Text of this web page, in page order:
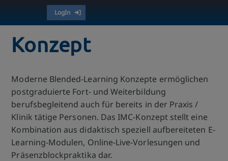
LogIn
Konzept
Moderne Blended-Learning Konzepte ermöglichen
postgraduierte Fort- und Weiterbildung
berufsbegleitend auch für bereits in der Praxis /
Klinik tätige Personen. Das IMC-Konzept stellt eine
Kombination aus didaktisch speziell aufbereiteten E-
Learning-Modulen, Online-Live-Vorlesungen und
Präsenzblockpraktika dar.